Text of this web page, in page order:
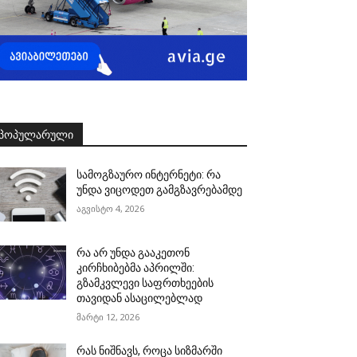
სამოგზაურო ინტერნეტი: რა
უნდა ვიცოდეთ გამგზავრებამდე
აგვისტო 4, 2026
რა არ უნდა გააკეთონ
კირჩხიბებმა აპრილში:
გზამკვლევი საფრთხეების
თავიდან ასაცილებლად
მარტი 12, 2026
რას ნიშნავს, როცა სიზმარში